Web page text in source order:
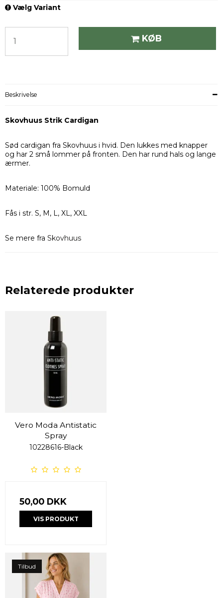
Vælg Variant
KØB
Beskrivelse
Skovhuus Strik Cardigan
Sød cardigan fra Skovhuus i hvid. Den lukkes med knapper
og har 2 små lommer på fronten. Den har rund hals og lange
ærmer.
Materiale: 100% Bomuld
Fås i str. S, M, L, XL, XXL
Se mere fra Skovhuus
Relaterede produkter
Vero Moda Antistatic
Spray
10228616-Black
50,00 DKK
VIS PRODUKT
Tilbud